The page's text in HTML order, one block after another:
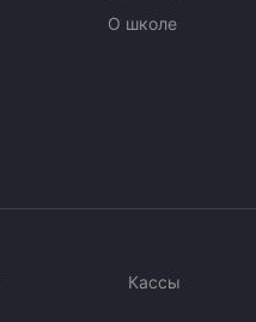
О школе
Кассы